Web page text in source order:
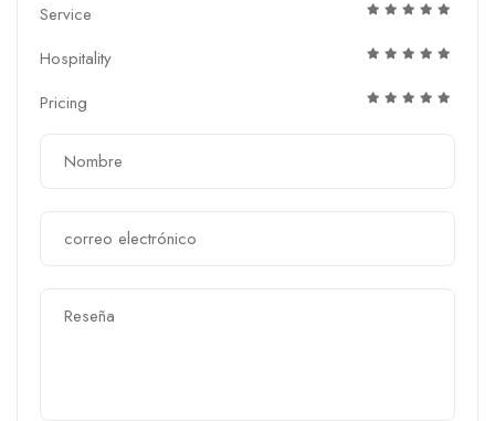
Service
Hospitality
Pricing